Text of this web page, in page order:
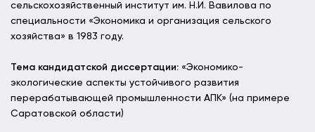
сельскохозяйственный институт им. Н.И. Вавилова по
специальности «Экономика и организация сельского
хозяйства» в 1983 году.
Тема кандидатской диссертации: «Экономико-
экологические аспекты устойчивого развития
перерабатывающей промышленности АПК» (на примере
Саратовской области)